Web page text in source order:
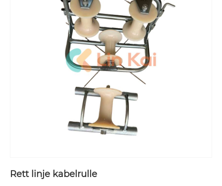
Rett linje kabelrulle